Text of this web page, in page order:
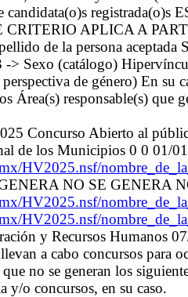
candidata(o)s
CRITERIO APLICA A
de la persona
Sexo (catálogo)
perspectiva de género) En
Área(s) responsable(s) que
Concurso Abierto al
de los Municipios 0 0 01/
HV2025.nsf/
NO SE GENERA
HV2025.nsf/
HV2025.nsf/
y Recursos Humanos
a cabo concursos para
no se generan los
y/o concursos, en su caso.